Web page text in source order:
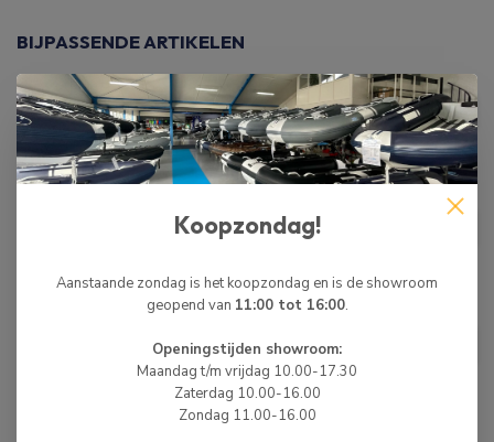
BIJPASSENDE ARTIKELEN
HIBO
HIBO PVC Cleaner Rubberboot
Reparatie
Niet op voorraad
€12,99
HIBO PVC Rubberboot 2
componenten Reparatie Set
HIBO PVC Lijm 65 ml
Op voorraad
Koopzondag!
Aanstaande zondag is het koopzondag en is de showroom
geopend van 11:00 tot 16:00.
Openingstijden showroom:
Maandag t/m vrijdag 10.00-17.30
Zaterdag 10.00-16.00
Zondag 11.00-16.00